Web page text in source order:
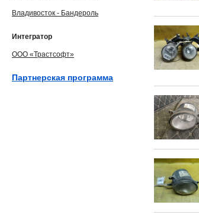
Владивосток - Бандероль
Интегратор
ООО «Трастсофт»
Партнерская программа